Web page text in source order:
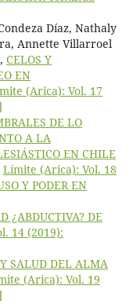
Díaz, Nathaly
Annette Villarroel
CELOS Y
EN
(Arica): Vol. 17
DE LO
A LA
EN CHILE
Límite (Arica): Vol. 18
Y PODER EN
¿ABDUCTIVA? DE
14 (2019):
SALUD DEL ALMA
(Arica): Vol. 19